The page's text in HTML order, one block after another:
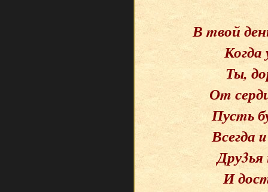
В mвой
Когда
Ты,
Оm
Пусmь
Всегда
И